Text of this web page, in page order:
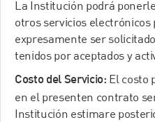
La Institución podrá
otros servicios electrónicos
expresamente ser
tenidos por aceptados y
Costo del Servicio: El costo
en el presenten contrato
Institución estimare